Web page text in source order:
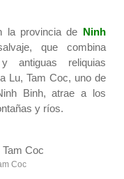
la provincia de Ninh
que combina
antiguas reliquias
Lu, Tam Coc, uno de
Binh, atrae a los
y ríos.
Coc